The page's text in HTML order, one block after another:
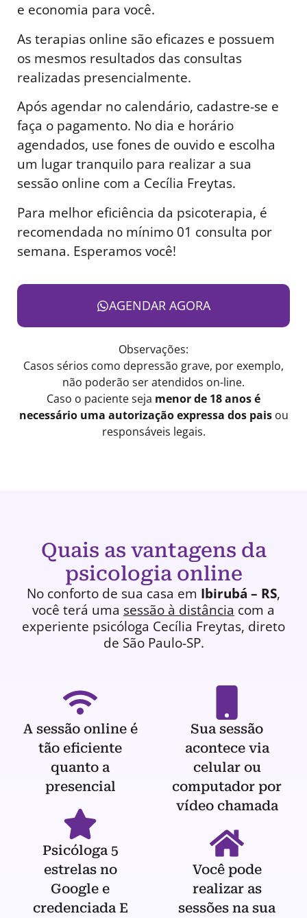
e economia para você.
As terapias online são eficazes e possuem
os mesmos resultados das consultas
realizadas presencialmente.
Após agendar no calendário, cadastre-se e
faça o pagamento. No dia e horário
agendados, use fones de ouvido e escolha
um lugar tranquilo para realizar a sua
sessão online com a Cecília Freytas.
Para melhor eficiência da psicoterapia, é
recomendada no mínimo 01 consulta por
semana. Esperamos você!
AGENDAR AGORA
Observações:
Casos sérios como depressão grave, por exemplo,
não poderão ser atendidos on-line.
Caso o paciente seja menor de 18 anos é
necessário uma autorização expressa dos paisou
responsáveis legais.
Quais as vantagens da
psicologia online
No conforto de sua casa em Ibirubá – RS,
você terá uma sessão à distância com a
experiente psicóloga Cecília Freytas, direto
de São Paulo-SP.
A sessão online é
tão eficiente
quanto a
presencial
Psicóloga 5
estrelas no
Google e
credenciada E
Sua sessão
acontece via
celular ou
computador por
vídeo chamada
Você pode
realizar as
sessões na sua